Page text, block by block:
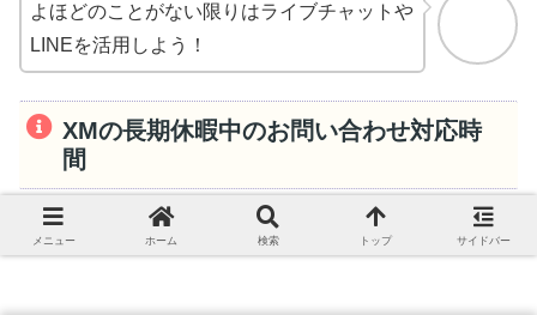
よほどのことがない限りはライブチャットや
LINEを活用しよう！
XMの長期休暇中のお問い合わせ対応時
間
メニュー ホーム 検索 トップ サイドバー